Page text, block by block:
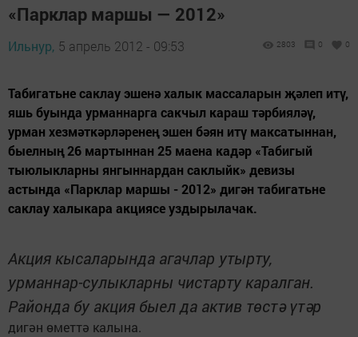
«Парклар маршы — 2012»
Ильнур, 5 апрель 2012 - 09:53 2803 0 0
Табигатьне саклау эшенә халык массаларын җәлеп итү,
яшь буында урманнарга сакчыл караш тәрбияләү,
урман хезмәткәрләренең эшен бәян итү максатыннан,
быелның 26 мартыннан 25 маена кадәр «Табигый
тыюлыкларны янгыннардан саклыйк» девизы
астында «Парклар маршы - 2012» дигән табигатьне
саклау халыкара акциясе уздырылачак.
Акция кысаларында агачлар утырту,
урманнар-сулыкларны чистарту каралган.
Районда бу акция быел да актив төстә үтәр
дигән өметтә калына.